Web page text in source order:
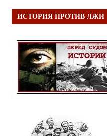
ИСТОРИЯ ПРОТИВ ЛЖИ